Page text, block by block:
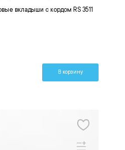
вкладыши с кордом RS 3511
В корзину